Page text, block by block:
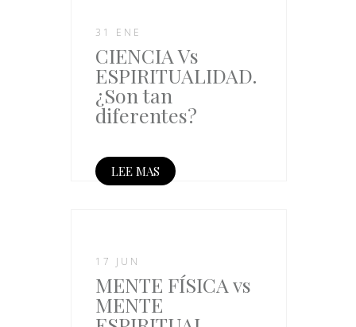
31 ENE
CIENCIA Vs
ESPIRITUALIDAD.
¿Son tan
diferentes?
LEE MAS
17 JUN
MENTE FÍSICA vs
MENTE